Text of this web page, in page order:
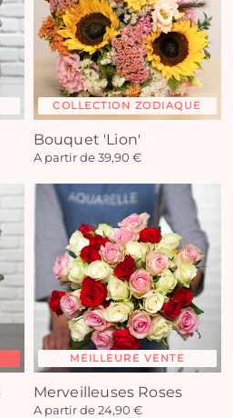
COLLECTION ZODIAQUE
Bouquet 'Lion'
A partir de 39,90 €
MEILLEURE VENTE
Merveilleuses Roses
A partir de 24,90 €